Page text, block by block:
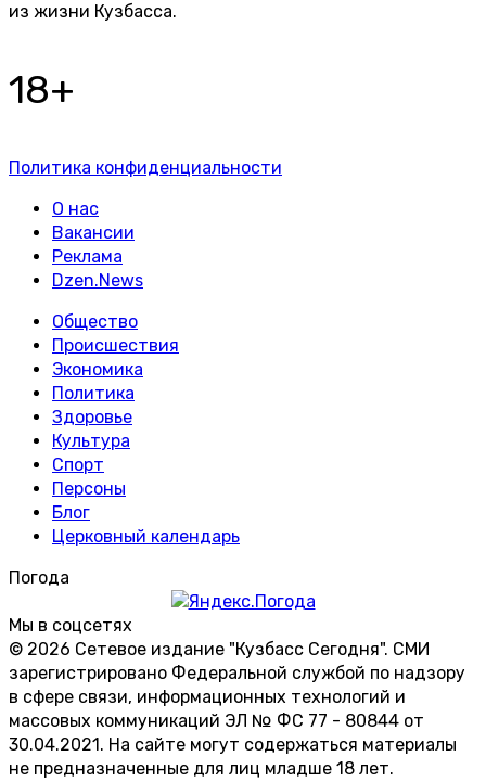
из жизни Кузбасса.
18+
Политика конфиденциальности
О нас
Вакансии
Реклама
Dzen.News
Общество
Происшествия
Экономика
Политика
Здоровье
Культура
Спорт
Персоны
Блог
Церковный календарь
Погода
Мы в соцсетях
© 2026 Сетевое издание "Кузбасс Сегодня". СМИ
зарегистрировано Федеральной службой по надзору
в сфере связи, информационных технологий и
массовых коммуникаций ЭЛ № ФС 77 - 80844 от
30.04.2021. На сайте могут содержаться материалы
не предназначенные для лиц младше 18 лет.